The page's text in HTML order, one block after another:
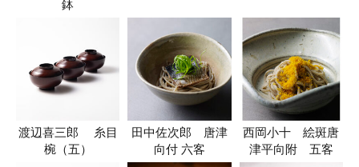
鉢
渡辺喜三郎 糸目
椀（五）
田中佐次郎 唐津
向付 六客
西岡小十 絵斑唐
津平向附 五客